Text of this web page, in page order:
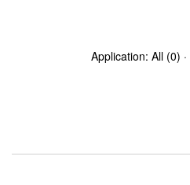
Application: All (0) ·